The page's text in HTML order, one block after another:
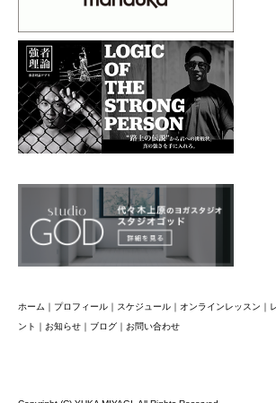
ホーム ｜ プロフィール ｜ スケジュール ｜ オンラインレッスン ｜
ント ｜ お知らせ ｜ ブログ ｜ お問い合わせ